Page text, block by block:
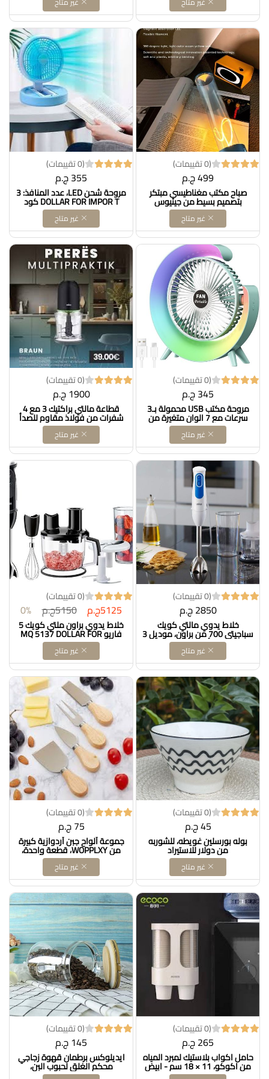
مم، مقص متعدد الأغراض حاد
للغاية من الفولاذ المقاوم للصدأ
للدواجن والأسماك واللحوم
والخضروات والأعشاب والشواء،
عبوة من قطعتين DOLLAR FOR
IMPOR T كود B09BVXQKGW
(0 تقييمات)
499 ج.م
صباح مكتب مغناطيسي مبتكر
بتصميم بسيط من جينيوس
جيفتس، مصباح مكتب
مغناطيسي قابل لاعادة الشحن
2000 ميلي امبير في الساعة قابل
لاعادة الشحن بمنفذ USB
لاسلكي وقابل للتعتيم وقابل
للتعتيم للسلالم بجانب DOLLAR
FOR IMPOR T كود
‎B0CQVQR4X2
غير متاح
(0 تقييمات)
355 ج.م
مروحة شحن LED، عدد المنافذ: 3
DOLLAR FOR IMPOR T كود
B0D8479CRC
غير متاح
(0 تقييمات)
345 ج.م
مروحة مكتب USB محمولة بـ3
سرعات مع 7 الوان متغيرة من
دولار للاستيراد
غير متاح
(0 تقييمات)
1900 ج.م
قطاعة مالتي براكتيك 3 مع 4
شفرات من فولاذ مقاوم للصدأ
براون، وظيفة التشغيل بضغطة
واحدة، كسارة ثلج، آمنة
للاستخدام في غسالة الصحون،
500 وات، أسود، CH3011BK،
500.0 واط DOLLAR FOR
غير متاح
(0 تقييمات)
2850 ج.م
خلاط يدوي مالتي كويك
سباجيتي 700 من براون، موديل 3
MQ3025 - أبيض وأزرق، 700.0
واط
غير متاح
(0 تقييمات)
5125ج.م 5150ج.م 0%
خلاط يدوي براون ملتي كويك 5
فاريو MQ 5137 DOLLAR FOR
IMPORT كود ‎B00MWU1MX0 غير متاح
(0 تقييمات)
45 ج.م
بوله بورسلين غويطه، للشوربه
من دولار للاستيراد
غير متاح
(0 تقييمات)
75 ج.م
جموعة ألواح جبن أردوازية كبيرة
من WOPPLXY، قطعة واحدة،
مقاس 16 × 12 بوصة، ألواح
تقديم من الأردواز بمقابض، طبق
تقديم من الأردواز، صينية تقديم
جبن أردواز مع 4 سكاكين وشوك
وبودرة التلك DOLLAR FOR
IMPORT كود B0CNT5WLCV
غير متاح
(0 تقييمات)
265 ج.م
حامل اكواب بلاستيك لمبرد المياه
من اكوكو، 11 × 18 سم - ابيض
DOLLAR FOR IMPORT كود
(0 تقييمات)
145 ج.م
ايديلوكس برطمان قهوة زجاجي
محكم الغلق لحبوب البن،
برطمانات تخزين زجاجية محكمة